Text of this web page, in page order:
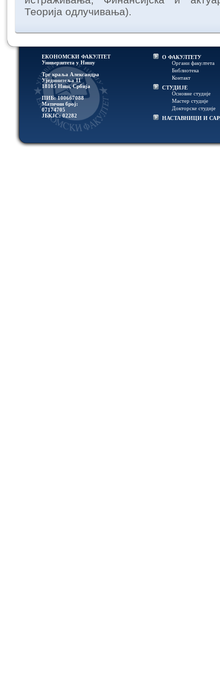
Теорија одлучивања).
ЕКОНОМСКИ ФАКУЛТЕТ
Универзитетa у Нишу
Трг краља Александра
Ујединитеља 11
18105 Ниш, Србија
ПИБ: 100667088
Матични број:
07174705
ЈБКЈС: 02282
О ФАКУЛТЕТУ
Органи факултета
Библиотека
Контакт
СТУДИЈЕ
Основне студије
Мастер студије
Докторске студије
НАСТАВНИЦИ И